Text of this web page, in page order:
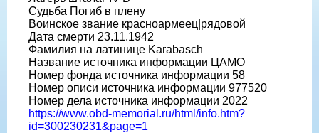
Судьба Погиб в плену
Воинское звание красноармеец|рядовой
Дата смерти 23.11.1942
Фамилия на латинице Karabasch
Название источника информации ЦАМО
Номер фонда источника информации 58
Номер описи источника информации 977520
Номер дела источника информации 2022
https://www.obd-memorial.ru/html/info.htm?
id=300230231&page=1